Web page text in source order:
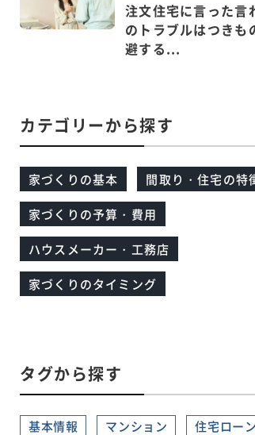
注文住宅に言った言
のトラブルはつきも
避する...
カテゴリーから探す
家づくりの基本 間取り・住宅の特
家づくりの予算・費用
ハウスメーカー・工務店
家づくりのタイミング
タグから探す
基本情報 マンション
住宅ローン